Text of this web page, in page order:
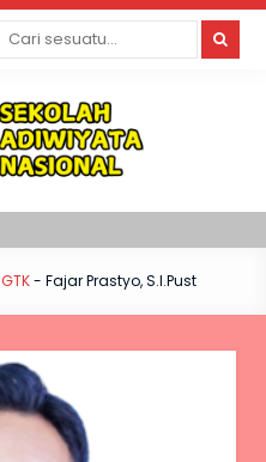
GTK- Fajar Prastyo, S.I.Pust